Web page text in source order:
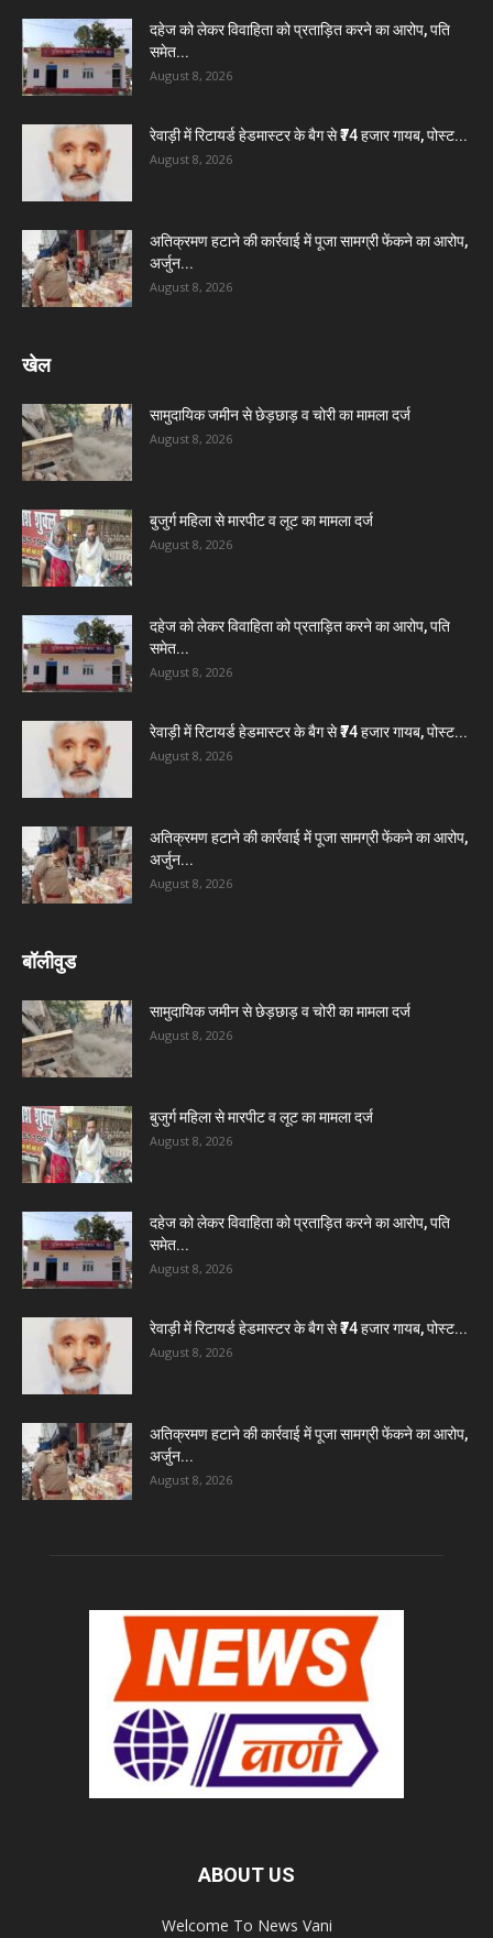
दहेज को लेकर विवाहिता को प्रताड़ित करने का आरोप, पति
समेत...
August 8, 2026
रेवाड़ी में रिटायर्ड हेडमास्टर के बैग से ₹74 हजार गायब, पोस्ट...
August 8, 2026
अतिक्रमण हटाने की कार्रवाई में पूजा सामग्री फेंकने का आरोप,
अर्जुन...
August 8, 2026
खेल
सामुदायिक जमीन से छेड़छाड़ व चोरी का मामला दर्ज
August 8, 2026
बुजुर्ग महिला से मारपीट व लूट का मामला दर्ज
August 8, 2026
दहेज को लेकर विवाहिता को प्रताड़ित करने का आरोप, पति
समेत...
August 8, 2026
रेवाड़ी में रिटायर्ड हेडमास्टर के बैग से ₹74 हजार गायब, पोस्ट...
August 8, 2026
अतिक्रमण हटाने की कार्रवाई में पूजा सामग्री फेंकने का आरोप,
अर्जुन...
August 8, 2026
बॉलीवुड
सामुदायिक जमीन से छेड़छाड़ व चोरी का मामला दर्ज
August 8, 2026
बुजुर्ग महिला से मारपीट व लूट का मामला दर्ज
August 8, 2026
दहेज को लेकर विवाहिता को प्रताड़ित करने का आरोप, पति
समेत...
August 8, 2026
रेवाड़ी में रिटायर्ड हेडमास्टर के बैग से ₹74 हजार गायब, पोस्ट...
August 8, 2026
अतिक्रमण हटाने की कार्रवाई में पूजा सामग्री फेंकने का आरोप,
अर्जुन...
August 8, 2026
ABOUT US
Welcome To News Vani